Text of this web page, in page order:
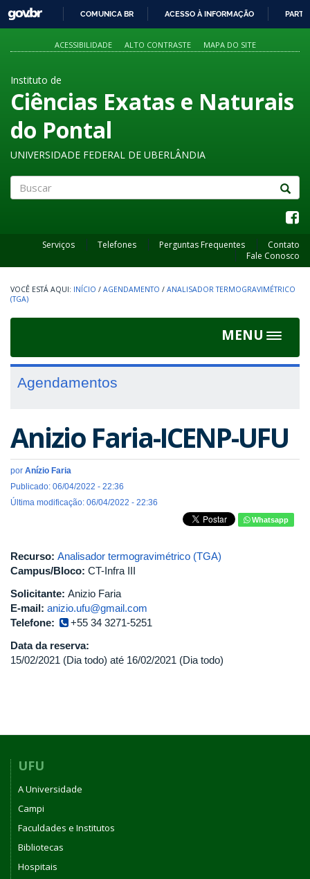
PARA
O
GOVBR
COMUNICA BR ACESSO À INFORMAÇÃO
ACESSIBILIDADE ALTO CONTRASTE MAPA DO SITE
Instituto de
Ciências Exatas e Naturais
do Pontal
UNIVERSIDADE FEDERAL DE UBERLÂNDIA
Serviços Telefones Perguntas Frequentes
Contato
Fale Conosco
INÍCIO / AGENDAMENTO / ANALISADOR TERMOGRAVIMÉTRICO
(TGA)
MENU
Toggle
Agendamentos
Anizio Faria-ICENP-UFU
por Anízio Faria
Publicado: 06/04/2022 - 22:36
Última modificação: 06/04/2022 - 22:36
Whatsapp
Recurso: Analisador termogravimétrico (TGA)
Campus/Bloco: CT-Infra III
Solicitante: Anizio Faria
E-mail: anizio.ufu@gmail.com
Telefone:
+55 34 3271-5251
Data da reserva:
15/02/2021 (Dia todo) até 16/02/2021 (Dia todo)
UFU
A Universidade
Campi
Faculdades e Institutos
Bibliotecas
Hospitais